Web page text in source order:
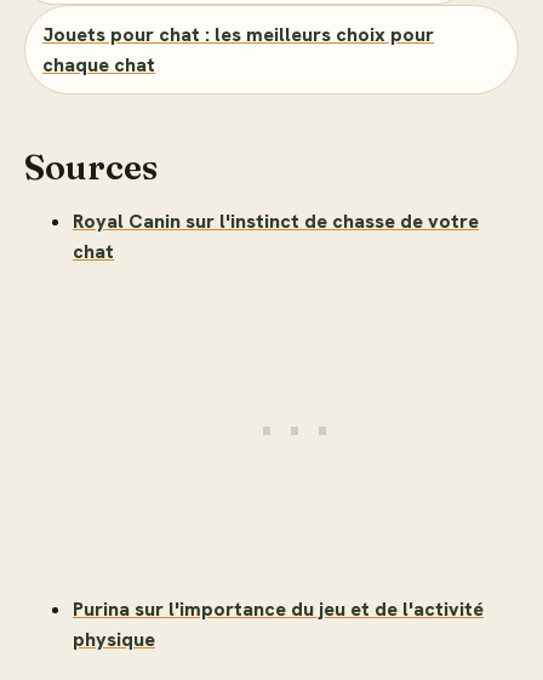
Jouets pour chat : les meilleurs choix pour
chaque chat
Sources
Royal Canin sur l'instinct de chasse de votre
chat
Purina sur l'importance du jeu et de l'activité
physique